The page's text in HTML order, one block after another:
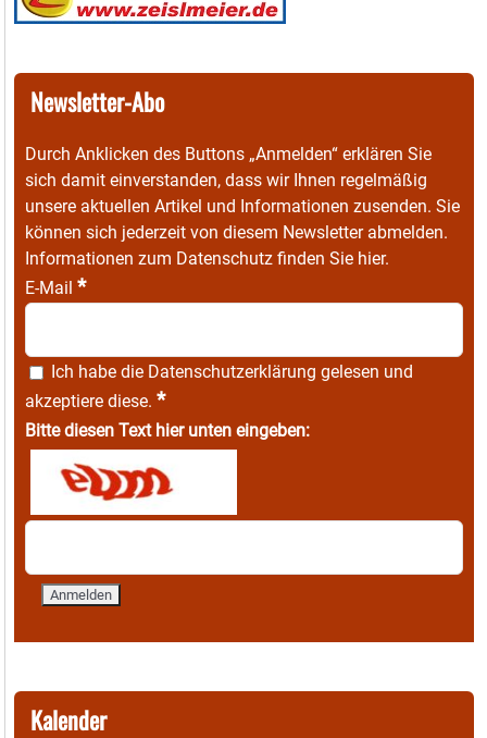
Newsletter-Abo
Durch Anklicken des Buttons „Anmelden“ erklären Sie
sich damit einverstanden, dass wir Ihnen regelmäßig
unsere aktuellen Artikel und Informationen zusenden. Sie
können sich jederzeit von diesem Newsletter abmelden.
Informationen zum Datenschutz finden Sie hier.
E-Mail *
Ich habe die Datenschutzerklärung gelesen und
akzeptiere diese. *
Bitte diesen Text hier unten eingeben:
Kalender